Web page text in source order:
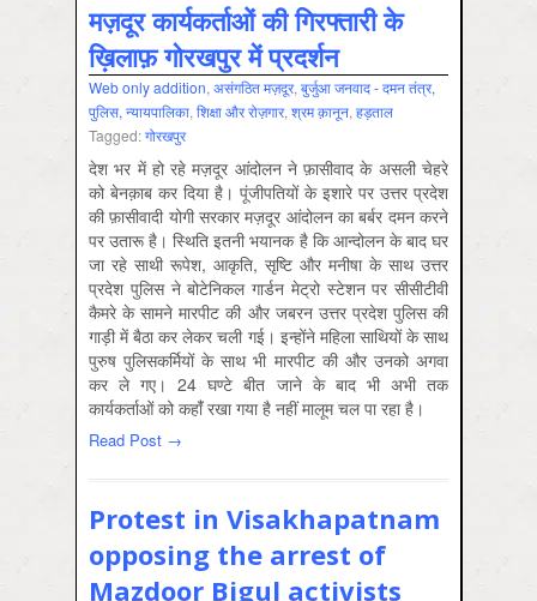
मज़दूर कार्यकर्ताओं की गिरफ्तारी के
ख़ि‍लाफ़ गोरखपुर में प्रदर्शन
Web only addition, असंगठित मज़दूर, बुर्जुआ जनवाद - दमन तंत्र,
पुलिस, न्‍यायपालिका, शिक्षा और रोज़गार, श्रम क़ानून, हड़ताल
Tagged:गोरखपुर
देश भर में हो रहे मज़दूर आंदोलन ने फ़ासीवाद के असली चेहरे
को बेनक़ाब कर दिया है। पूंजीपतियों के इशारे पर उत्तर प्रदेश
की फ़ासीवादी योगी सरकार मज़दूर आंदोलन का बर्बर दमन करने
पर उतारू है। स्थिति इतनी भयानक है कि आन्दोलन के बाद घर
जा रहे साथी रूपेश, आकृति, सृष्टि और मनीषा के साथ उत्तर
प्रदेश पुलिस ने बोटेनिकल गार्डन मेट्रो स्टेशन पर सीसीटीवी
कैमरे के सामने मारपीट की और जबरन उत्तर प्रदेश पुलिस की
गाड़ी में बैठा कर लेकर चली गई। इन्होंने महिला साथियों के साथ
पुरुष पुलिसकर्मियों के साथ भी मारपीट की और उनको अगवा
कर ले गए। 24 घण्टे बीत जाने के बाद भी अभी तक
कार्यकर्ताओं को कहांँ रखा गया है नहीं मालूम चल पा रहा है।
Read Post →
Protest in Visakhapatnam
opposing the arrest of
Mazdoor Bigul activists